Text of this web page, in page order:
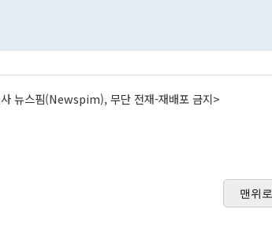
뉴스핌(Newspim), 무단 전재-재배포 금지>
맨위로